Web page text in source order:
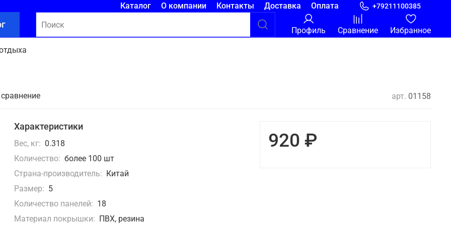
Каталог О компании Контакты Доставка Оплата +79211100385
Профиль Сравнение Избранное
арт. 01158
Характеристики
Вес, кг: 0.318
Количество: более 100 шт
Страна-производитель: Китай
Размер: 5
Количество панелей: 18
Материал покрышки: ПВХ, резина
920 ₽